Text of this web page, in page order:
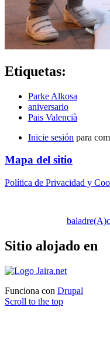
Etiquetas:
Parke Alkosa
aniversario
Pais Valencià
Inicie sesión para
Mapa del sitio
Política de Privacidad y
Sitio alojado en
Funciona con Drupal
Scroll to the top